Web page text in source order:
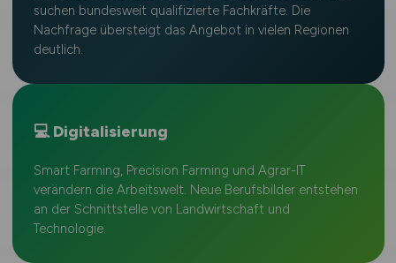
suchen bundesweit qualifizierte Fachkräfte. Die
Nachfrage übersteigt das Angebot in vielen Regionen
deutlich.
💻 Digitalisierung
Smart Farming, Precision Farming und Agrar-IT
verändern die Arbeitswelt. Neue Berufsbilder entstehen
an der Schnittstelle von Landwirtschaft und
Technologie.